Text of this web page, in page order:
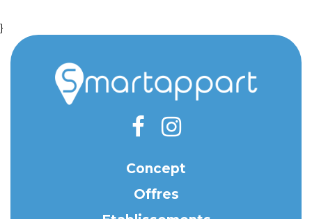
}
Concept
Offres